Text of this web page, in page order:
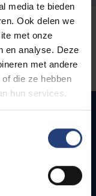
media te bieden
Ook delen we
met onze
en analyse. Deze
met andere
die ze hebben
hun services.